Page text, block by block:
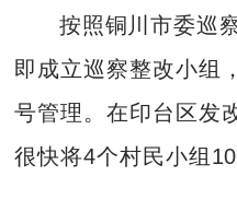
按照铜川市委巡
即成立巡察整改小组
号管理。在印台区发
很快将4个村民小组10